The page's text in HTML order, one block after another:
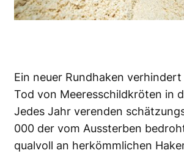
Ein neuer Rundhaken
Tod von Meeresschildkröten in
Jedes Jahr verenden
000 der vom Aussterben
qualvoll an herkömmlichen